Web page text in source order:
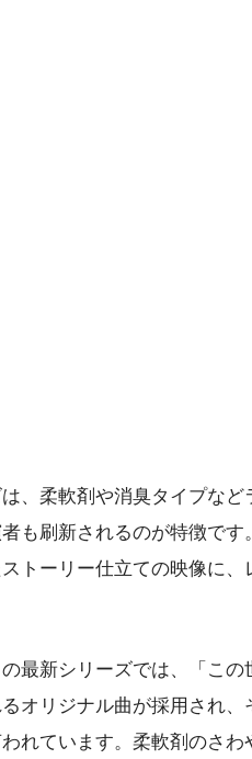
、柔軟剤や消臭タイプな
も刷新されるのが特徴で
トーリー仕立ての映像に
最新シリーズでは、「こ
オリジナル曲が採用され
れています。柔軟剤のさ